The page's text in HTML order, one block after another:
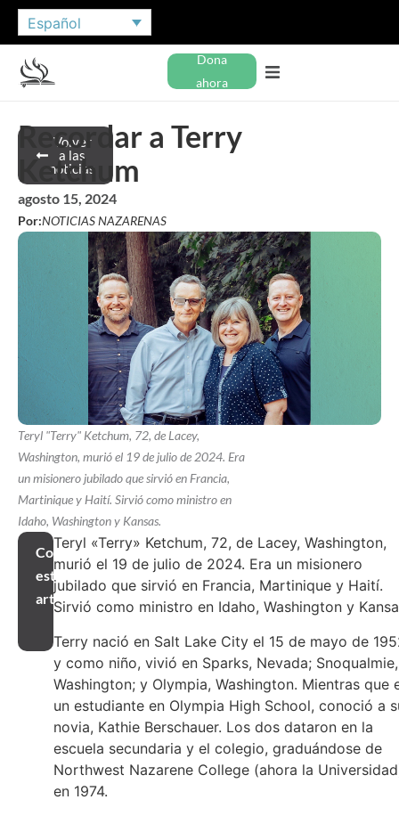
Español
Dona
ahora
Volver
a las
noticias
Recordar a Terry
Ketchum
agosto 15, 2024
Por:NOTICIAS NAZARENAS
Teryl "Terry" Ketchum, 72, de Lacey,
Washington, murió el 19 de julio de 2024. Era
un misionero jubilado que sirvió en Francia,
Martinique y Haití. Sirvió como ministro en
Idaho, Washington y Kansas.
Compartir
este
artículo
Teryl «Terry» Ketchum, 72, de Lacey, Washington,
murió el 19 de julio de 2024. Era un misionero
jubilado que sirvió en Francia, Martinique y Haití.
Sirvió como ministro en Idaho, Washington y
Terry nació en Salt Lake City el 15 de mayo de
y como niño, vivió en Sparks, Nevada; Snoqualmie,
Washington; y Olympia, Washington. Mientras que
un estudiante en Olympia High School, conoció a
novia, Kathie Berschauer. Los dos dataron en la
escuela secundaria y el colegio, graduándose de
Northwest Nazarene College (ahora la
en 1974.